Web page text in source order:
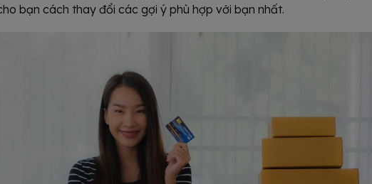
bạn cách thay đổi các gợi ý phù hợp với bạn nhất.